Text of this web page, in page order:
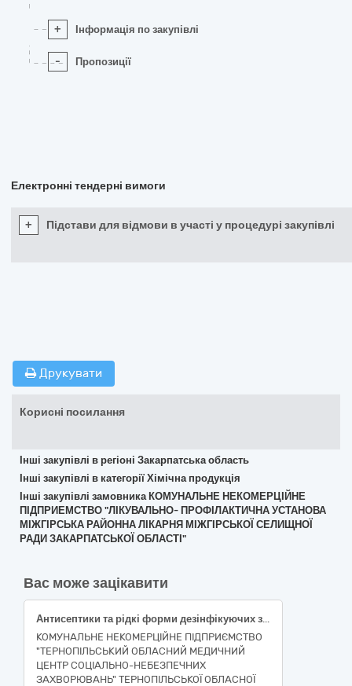
+ Інформація по закупівлі
- Пропозиції
Електронні тендерні вимоги
+ Підстави для відмови в участі у процедурі закупівлі
Друкувати
Корисні посилання
Інші закупівлі в регіоні Закарпатська область
Інші закупівлі в категорії Хімічна продукція
Інші закупівлі замовника КОМУНАЛЬНЕ НЕКОМЕРЦІЙНЕ
ПІДПРИЕМСТВО "ЛІКУВАЛЬНО- ПРОФІЛАКТИЧНА УСТАНОВА
МІЖГІРСЬКА РАЙОННА ЛІКАРНЯ МІЖГІРСЬКОЇ СЕЛИЩНОЇ
РАДИ ЗАКАРПАТСЬКОЇ ОБЛАСТІ"
Вас може зацікавити
Антисептики та рідкі форми дезінфікуючих засобів (Максисан)
КОМУНАЛЬНЕ НЕКОМЕРЦІЙНЕ ПІДПРИЄМСТВО
"ТЕРНОПІЛЬСЬКИЙ ОБЛАСНИЙ МЕДИЧНИЙ
ЦЕНТР СОЦІАЛЬНО-НЕБЕЗПЕЧНИХ
ЗАХВОРЮВАНЬ" ТЕРНОПІЛЬСЬКОЇ ОБЛАСНОЇ